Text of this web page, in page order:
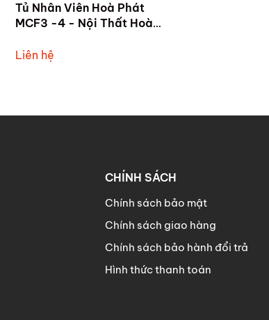
Tủ Nhân Viên Hoà Phát
MCF3 -4 - Nội Thất Hoà
Liên hệ
CHÍNH SÁCH
Chính sách bảo mật
Chính sách giao hàng
Chính sách bảo hành đổi trả
Hình thức thanh toán